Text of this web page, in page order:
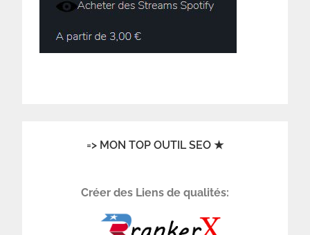
=> MON TOP OUTIL SEO ★
Créer des Liens de qualités: